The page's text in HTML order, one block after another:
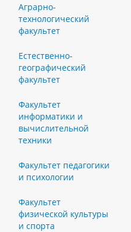
Аграрно-
технологический
факультет
Естественно-
географический
факультет
Факультет
информатики и
вычислительной
техники
Факультет педагогики
и психологии
Факультет
физической культуры
и спорта